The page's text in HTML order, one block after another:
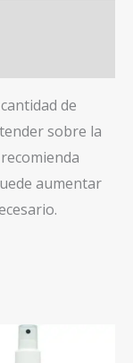
de
sobre la
aumentar